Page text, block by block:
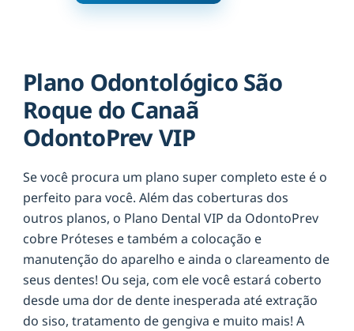
Plano Odontológico São
Roque do Canaã
OdontoPrev VIP
Se você procura um plano super completo este é o
perfeito para você. Além das coberturas dos
outros planos, o Plano Dental VIP da OdontoPrev
cobre Próteses e também a colocação e
manutenção do aparelho e ainda o clareamento de
seus dentes! Ou seja, com ele você estará coberto
desde uma dor de dente inesperada até extração
do siso, tratamento de gengiva e muito mais! A